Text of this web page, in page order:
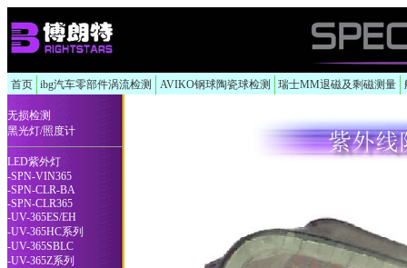
首页 ibg汽车零部件涡流检测 AVIKO钢球陶瓷球检测 瑞士MM退磁及剩磁测量
无损检测
黑光灯/照度计
LED紫外灯
-SPN-VIN365
-SPN-CLR-BA
-SPN-CLR365
-UV-365ES/EH
-UV-365HC系列
-UV-365SBLC
-UV-365Z系列